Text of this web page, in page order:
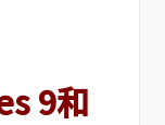
9和